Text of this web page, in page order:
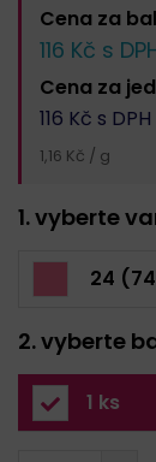
Cena za
116 Kč s
Cena za
116 Kč s
1,16 Kč / g
1. vyberte
24
2. vyberte
1 ks